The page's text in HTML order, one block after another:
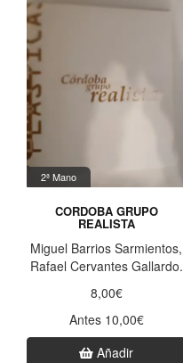
2ª Mano
CORDOBA GRUPO
REALISTA
Miguel Barrios Sarmientos,
Rafael Cervantes Gallardo.
8,00€
Antes 10,00€
Añadir